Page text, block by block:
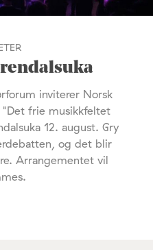
inviterer Norsk
frie musikkfeltet
12. august. Gry
og det blir
Arrangementet vil